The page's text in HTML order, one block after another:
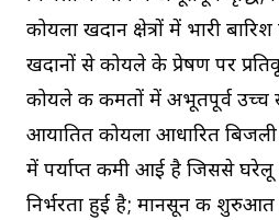
कोयला खदान क्षेत्रों में भारी
खदानों से कोयले के प्रेषण पर
कोयले की कीमतों में अभूतपूर्व
आयातित कोयला आधारित बिजली
में पर्याप्त कमी आई है जिससे
निर्भरता हुई है; मानसून की